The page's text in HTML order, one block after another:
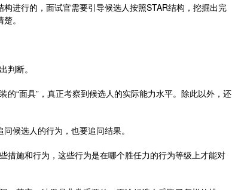
进行的，面试官需要引导候选人按照STAR结构，挖掘出完
。
断。
“面具”，真正考察到候选人的实际能力水平。除此以外，还
候选人的行为，也要追问结果。
措施和行为，这些行为是在哪个胜任力的行为等级上才能对